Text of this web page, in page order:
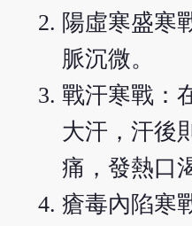
陽虛寒盛寒
脈沉微。
戰汗寒戰：
大汗，汗後
痛，發熱口
瘡毒內陷寒